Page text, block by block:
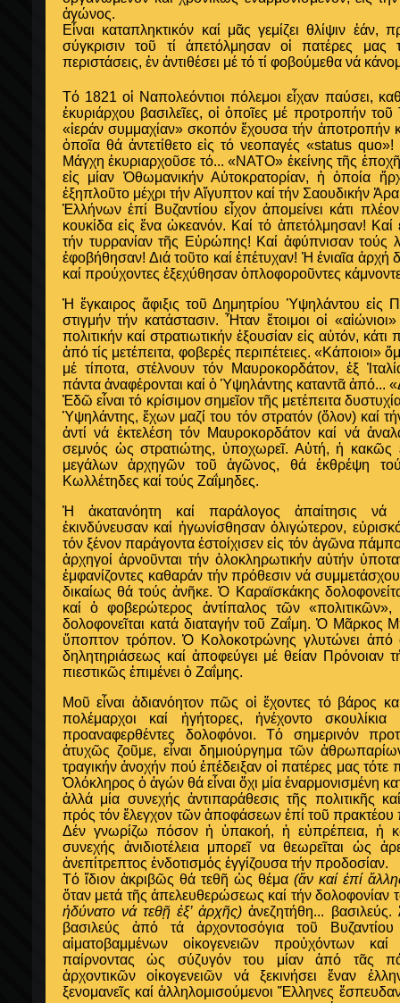
ἀγώνος.
Εἶναι καταπληκτικόν καί μᾶς γεμίζει θλίψιν ἐάν,
σύγκρισιν τοῦ τί ἀπετόλμησαν οἱ πατέρες
περιστάσεις, ἐν ἀντιθέσει μέ τό τί φοβούμεθα νά
Τό 1821 οἱ Ναπολεόντιοι πόλεμοι εἶχαν παύσει,
ἐκυριάρχου βασιλεῖες, οἱ ὁποῖες μέ προτροπήν
«ἱεράν συμμαχίαν» σκοπόν ἔχουσα τήν ἀποτροπήν
ὁποῖα θά ἀντετίθετο εἰς τό νεοπαγές «status
Μάγχη ἐκυριαρχοῦσε τό... «ΝΑΤΟ» ἐκείνης τῆς
εἰς μίαν Ὀθωμανικήν Αὐτοκρατορίαν, ἡ ὁποία
ἐξηπλοῦτο μέχρι τήν Αἴγυπτον καί τήν Σαουδικήν
Ἑλλήνων ἐπί Βυζαντίου εἶχον ἀπομείνει κάτι
κουκίδα εἰς ἕνα ὠκεανόν. Καί τό ἀπετόλμησαν! Καί
τήν τυρρανίαν τῆς Εὐρώπης! Καί ἀφύπνισαν τούς
ἐφοβήθησαν! Διά τοῦτο καί ἐπέτυχαν! Ἡ ἑνιαῖα ἀρχή
καί προύχοντες ἐξεχύθησαν ὁπλοφοροῦντες
Ἡ ἔγκαιρος ἄφιξις τοῦ Δημητρίου Ὑψηλάντου
στιγμήν τήν κατάστασιν. Ἦταν ἕτοιμοι οἱ
πολιτικήν καί στρατιωτικήν ἐξουσίαν εἰς αὐτόν,
ἀπό τίς μετέπειτα, φοβερές περιπέτειες. «Κάποιοι»
μέ τίποτα, στέλνουν τόν Μαυροκορδάτον, ἐξ
πάντα ἀναφέρονται καί ὁ Ὑψηλάντης καταντᾶ ἀπό...
Ἐδῶ εἶναι τό κρίσιμον σημεῖον τῆς μετέπειτα
Ὑψηλάντης, ἔχων μαζί του τόν στρατόν (ὅλον) καί
ἀντί νά ἐκτελέση τόν Μαυροκορδάτον καί νά
σεμνός ὡς στρατιώτης, ὑποχωρεῖ. Αὐτή, ἡ κακῶς
μεγάλων ἀρχηγῶν τοῦ ἀγῶνος, θά ἐκθρέψη
Κωλλέτηδες καί τούς Ζαΐμηδες.
Ἡ ἀκατανόητη καί παράλογος ἀπαίτησις νά
ἐκινδύνευσαν καί ἠγωνίσθησαν ὀλιγώτερον,
τόν ξένον παράγοντα ἐστοίχισεν εἰς τόν ἀγῶνα
ἀρχηγοί ἀρνοῦνται τήν ὁλοκληρωτικήν αὐτήν
ἐμφανίζοντες καθαράν τήν πρόθεσιν νά
δικαίως θά τούς ἀνῆκε. Ὁ Καραϊσκάκης
καί ὁ φοβερώτερος ἀντίπαλος τῶν
δολοφονεῖται κατά διαταγήν τοῦ Ζαΐμη. Ὁ Μᾶρκος
ὕποπτον τρόπον. Ὁ Κολοκοτρώνης γλυτώνει ἀπό
δηλητηριάσεως καί ἀποφεύγει μέ θείαν Πρόνοιαν
πιεστικῶς ἐπιμένει ὁ Ζαΐμης.
Μοῦ εἶναι ἀδιανόητον πῶς οἱ ἔχοντες τό βάρος
πολέμαρχοι καί ἡγήτορες, ἠνέχοντο
προαναφερθέντες δολοφόνοι. Τό σημερινόν
ἀτυχῶς ζοῦμε, εἶναι δημιούργημα τῶν
τραγικήν ἀνοχήν πού ἐπέδειξαν οἱ πατέρες μας
Ὁλόκληρος ὁ ἀγών θά εἶναι ὄχι μία ἐναρμονισμένη
ἀλλά μία συνεχής ἀντιπαράθεσις τῆς πολιτικῆς
πρός τόν ἔλεγχον τῶν ἀποφάσεων ἐπί τοῦ
Δέν γνωρίζω πόσον ἡ ὑπακοή, ἡ εὐπρέπεια, ἡ
συνεχής ἀνιδιοτέλεια μπορεῖ να θεωρεῖται ὡς
ἀνεπίτρεπτος ἐνδοτισμός ἐγγίζουσα τήν προδοσίαν.
Τό ἴδιον ἀκριβῶς θά τεθῆ ὡς θέμα (ἄν καί ἐπί
ὅταν μετά τῆς ἀπελευθερώσεως καί τήν δολοφονίαν
ἠδύνατο νά τεθῇ ἐξ’ ἀρχῆς) ἀνεζητήθη... βασιλεύς.
βασιλεύς ἀπό τά ἀρχοντοσόγια τοῦ
αἱματοβαμμένων οἰκογενειῶν προὐχόντων
παίρνοντας ὡς σύζυγόν του μίαν ἀπό τᾶς
ἀρχοντικῶν οἰκογενειῶν νά ξεκινήσει ἕναν
ξενομανεῖς καί ἀλληλομισούμενοι Ἕλληνες